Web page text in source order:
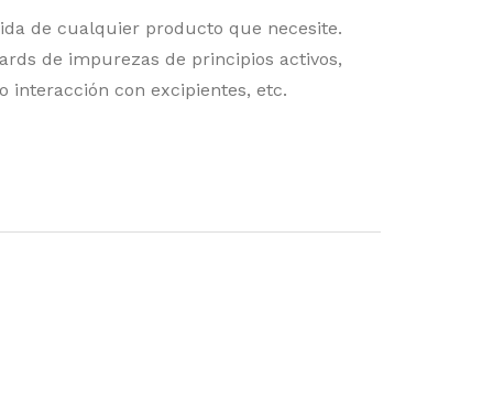
de cualquier producto que necesite.
de impurezas de principios activos,
interacción con excipientes, etc.